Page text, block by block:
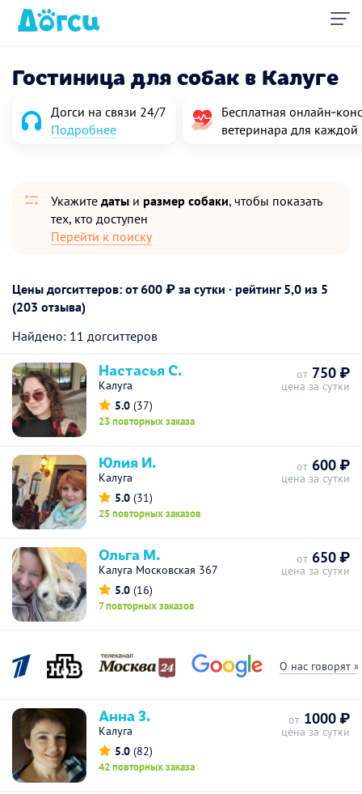
Гостиница для собак в Калуге
Догси на связи 24/7
Подробнее
Бесплатная
ветеринара для
Укажите даты и размер собаки, чтобы показать
тех, кто доступен
Перейти к поиску
Цены догситтеров: от 600 ₽ за сутки · рейтинг 5,0 из 5
(203 отзыва)
Найдено: 11 догситтеров
Настасья С.
Калуга
5.0 (37)
23 повторных заказа
от 750 ₽
цена за сутки
Юлия И.
Калуга
5.0 (31)
25 повторных заказов
от 600 ₽
цена за сутки
Ольга М.
Калуга Московская 367
5.0 (16)
7 повторных заказов
от 650 ₽
цена за сутки
О нас говорят »
Анна З.
Калуга
5.0 (82)
42 повторных заказа
от 1000 ₽
цена за сутки